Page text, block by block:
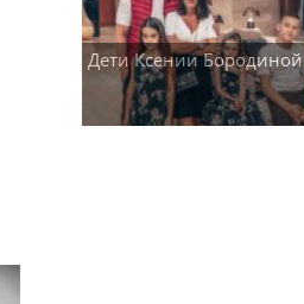
Дети Ксении Бородиной